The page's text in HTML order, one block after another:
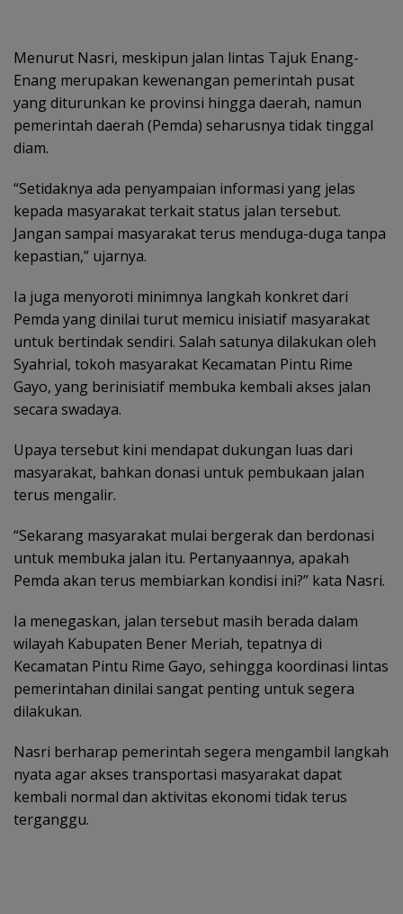
Menurut Nasri, meskipun jalan lintas Tajuk Enang-
Enang merupakan kewenangan pemerintah pusat
yang diturunkan ke provinsi hingga daerah, namun
pemerintah daerah (Pemda) seharusnya tidak tinggal
diam.
“Setidaknya ada penyampaian informasi yang jelas
kepada masyarakat terkait status jalan tersebut.
Jangan sampai masyarakat terus menduga-duga tanpa
kepastian,” ujarnya.
Ia juga menyoroti minimnya langkah konkret dari
Pemda yang dinilai turut memicu inisiatif masyarakat
untuk bertindak sendiri. Salah satunya dilakukan oleh
Syahrial, tokoh masyarakat Kecamatan Pintu Rime
Gayo, yang berinisiatif membuka kembali akses jalan
secara swadaya.
Upaya tersebut kini mendapat dukungan luas dari
masyarakat, bahkan donasi untuk pembukaan jalan
terus mengalir.
“Sekarang masyarakat mulai bergerak dan berdonasi
untuk membuka jalan itu. Pertanyaannya, apakah
Pemda akan terus membiarkan kondisi ini?” kata Nasri.
Ia menegaskan, jalan tersebut masih berada dalam
wilayah Kabupaten Bener Meriah, tepatnya di
Kecamatan Pintu Rime Gayo, sehingga koordinasi lintas
pemerintahan dinilai sangat penting untuk segera
dilakukan.
Nasri berharap pemerintah segera mengambil langkah
nyata agar akses transportasi masyarakat dapat
kembali normal dan aktivitas ekonomi tidak terus
terganggu.